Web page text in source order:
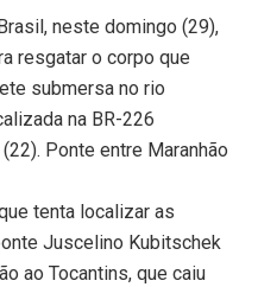
neste domingo (29),
resgatar o corpo que
submersa no rio
na BR-226
Ponte entre Maranhão
tenta localizar as
Juscelino Kubitschek
ao Tocantins, que caiu